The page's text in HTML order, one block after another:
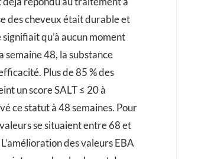
des cheveux était durable et
qu’à aucun moment
semaine 48, la substance
Plus de 85 % des
un score SALT ≤ 20 à
ce statut à 48 semaines. Pour
se situaient entre 68 et
des valeurs EBA